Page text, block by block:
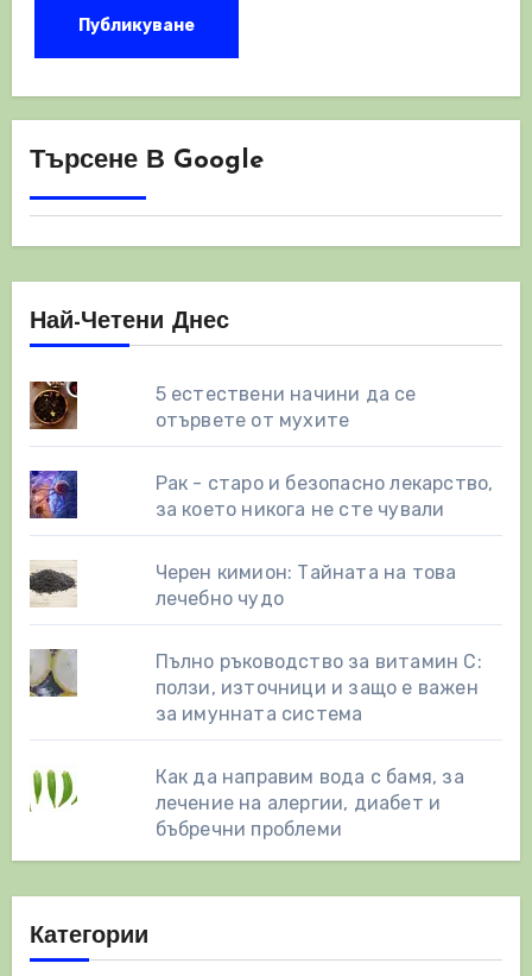
Търсене В Google
Най-Четени Днес
5 естествени начини да се
отървете от мухите
Рак - старо и безопасно лекарство,
за което никога не сте чували
Черен кимион: Тайната на това
лечебно чудо
Пълно ръководство за витамин С:
ползи, източници и защо е важен
за имунната система
Как да направим вода с бамя, за
лечение на алергии, диабет и
бъбречни проблеми
Категории